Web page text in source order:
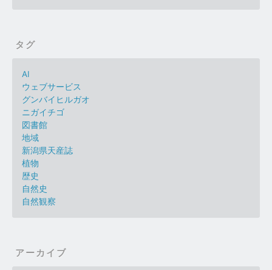
タグ
AI
ウェブサービス
グンバイヒルガオ
ニガイチゴ
図書館
地域
新潟県天産誌
植物
歴史
自然史
自然観察
アーカイブ